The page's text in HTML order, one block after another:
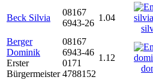
Beck Silvia
08167
6943-26
1.04
Berger
Dominik
Erster
Bürgermeister
08167
6943-46
0171
4788152
1.12